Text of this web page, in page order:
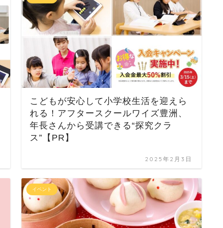
こどもが安心して小学校生活を迎えら
れる！アフタースクールワイズ豊洲、
年長さんから受講できる“探究クラ
ス”【PR】
2025年2月3日
イベント